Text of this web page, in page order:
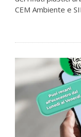
CEM Ambiente e